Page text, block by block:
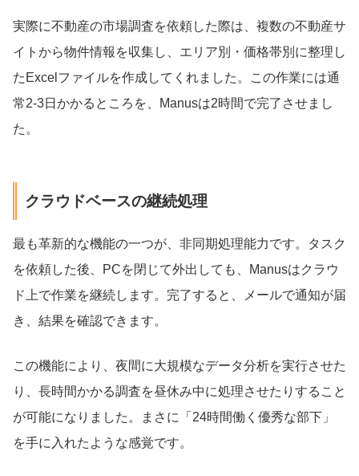
実際に不動産の市場調査を依頼した際は、複数の不動産サ
イトから物件情報を収集し、エリア別・価格帯別に整理し
たExcelファイルを作成してくれました。この作業には通
常2-3日かかるところを、Manusは2時間で完了させまし
た。
クラウドベースの継続処理
最も革新的な機能の一つが、非同期処理能力です。タスク
を依頼した後、PCを閉じて外出しても、Manusはクラウ
ド上で作業を継続します。完了すると、メールで通知が届
き、結果を確認できます。
この機能により、夜間に大規模なデータ分析を実行させた
り、長時間かかる調査を昼休み中に処理させたりすること
が可能になりました。まさに「24時間働く優秀な部下」
を手に入れたような感覚です。